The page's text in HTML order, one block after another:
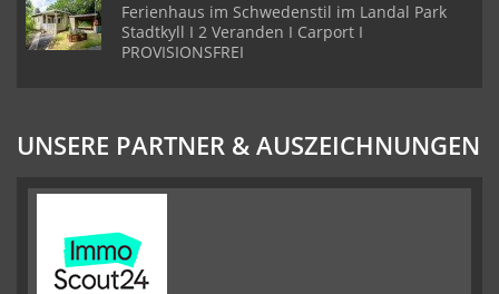
Ferienhaus im Schwedenstil im Landal Park
Stadtkyll I 2 Veranden I Carport I
PROVISIONSFREI
UNSERE PARTNER & AUSZEICHNUNGEN